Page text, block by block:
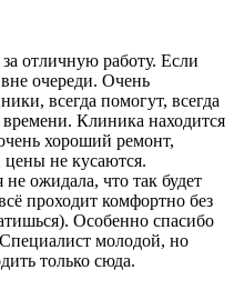
отличную работу. Если
очереди. Очень
всегда помогут, всегда
Клиника находится
хороший ремонт,
цены не кусаются.
ожидала, что так будет
проходит комфортно без
Особенно спасибо
молодой, но
только сюда.